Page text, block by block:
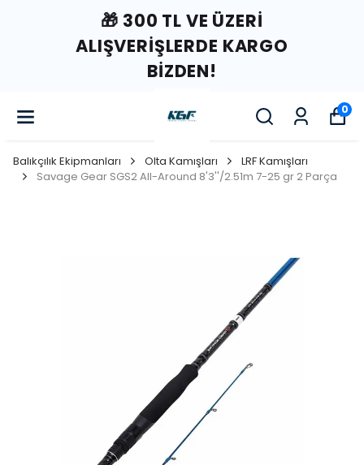
🎁 300 TL VE ÜZERI
ALIŞVERIŞLERDE KARGO
BIZDEN!
0
Balıkçılık Ekipmanları Olta Kamışları
LRF Kamışları
Savage Gear SGS2 All-Around 8'3''/2.51m 7-25 gr 2 Parça